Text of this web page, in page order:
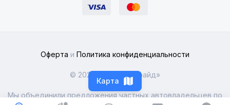
Оферта и Политика конфиденциальности
© 2026 ООО «Рентрайд»
Мы объединили предложения частных автовладельцев по
Карта